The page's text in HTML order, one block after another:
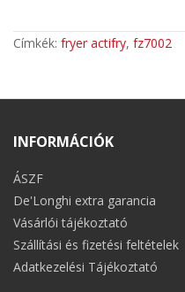
Címkék: fryer actifry, fz7002
INFORMÁCIÓK
ÁSZF
De'Longhi extra garancia
Vásárlói tájékoztató
Szállítási és fizetési feltételek
Adatkezelési Tájékoztató